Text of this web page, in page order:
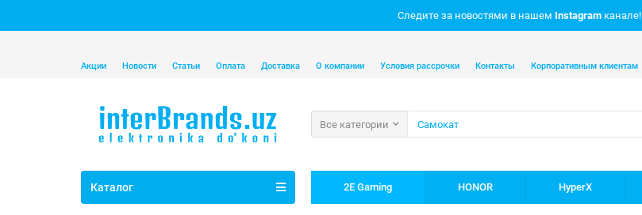
Следите за новостями в нашем Instagram канале!
Акции Новости Статьи Оплата Доставка О компании Условия рассрочки Контакты Корпоративным клиентам
Все категории
Каталог 2E Gaming HONOR HyperX